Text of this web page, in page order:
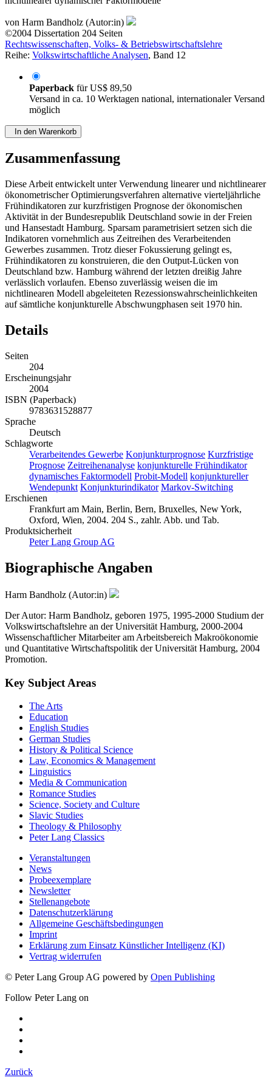
von Harm Bandholz (Autor:in)
©2004 Dissertation 204 Seiten
Rechtswissenschaften, Volks- & Betriebswirtschaftslehre
Reihe: Volkswirtschaftliche Analysen, Band 12
Paperback fürUS$ 89,50
Versand in ca. 10 Werktagen national, internationaler Versand
möglich
In den Warenkorb
Zusammenfassung
Diese Arbeit entwickelt unter Verwendung linearer und nichtlinearer
ökonometrischer Optimierungsverfahren alternative vierteljährliche
Frühindikatoren zur kurzfristigen Prognose der ökonomischen
Aktivität in der Bundesrepublik Deutschland sowie in der Freien
und Hansestadt Hamburg. Sparsam parametrisiert setzen sich die
Indikatoren vornehmlich aus Zeitreihen des Verarbeitenden
Gewerbes zusammen. Trotz dieser Fokussierung gelingt es,
Frühindikatoren zu konstruieren, die den Output-Lücken von
Deutschland bzw. Hamburg während der letzten dreißig Jahre
verlässlich vorlaufen. Ebenso zuverlässig weisen die im
nichtlinearen Modell abgeleiteten Rezessionswahrscheinlichkeiten
auf sämtliche konjunkturelle Abschwungphasen seit 1970 hin.
Details
Seiten
204
Erscheinungsjahr
2004
ISBN (Paperback)
9783631528877
Sprache
Deutsch
Schlagworte
Verarbeitendes Gewerbe Konjunkturprognose Kurzfristige
Prognose Zeitreihenanalyse konjunkturelle Frühindikator
dynamisches Faktormodell Probit-Modell konjunktureller
Wendepunkt Konjunkturindikator Markov-Switching
Erschienen
Frankfurt am Main, Berlin, Bern, Bruxelles, New York,
Oxford, Wien, 2004. 204 S., zahlr. Abb. und Tab.
Produktsicherheit
Peter Lang Group AG
Biographische Angaben
Harm Bandholz (Autor:in)
Der Autor: Harm Bandholz, geboren 1975, 1995-2000 Studium der
Volkswirtschaftslehre an der Universität Hamburg, 2000-2004
Wissenschaftlicher Mitarbeiter am Arbeitsbereich Makroökonomie
und Quantitative Wirtschaftspolitik der Universität Hamburg, 2004
Promotion.
Key Subject Areas
The Arts
Education
English Studies
German Studies
History & Political Science
Law, Economics & Management
Linguistics
Media & Communication
Romance Studies
Science, Society and Culture
Slavic Studies
Theology & Philosophy
Peter Lang Classics
Veranstaltungen
News
Probeexemplare
Newsletter
Stellenangebote
Datenschutzerklärung
Allgemeine Geschäftsbedingungen
Imprint
Erklärung zum Einsatz Künstlicher Intelligenz (KI)
Vertrag widerrufen
© Peter Lang Group AG powered by Open Publishing
Follow Peter Lang on
Zurück